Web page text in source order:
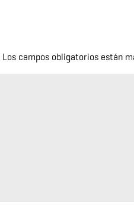
Los campos obligatorios están